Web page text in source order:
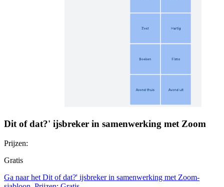
Dit of dat?' ijsbreker in samenwerking met Zoom
Prijzen:
Gratis
Ga naar het Dit of dat?' ijsbreker in samenwerking met Zoom-